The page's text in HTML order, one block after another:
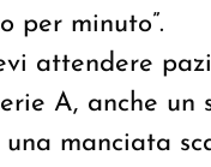
per minuto”.
attendere
A, anche un
manciata